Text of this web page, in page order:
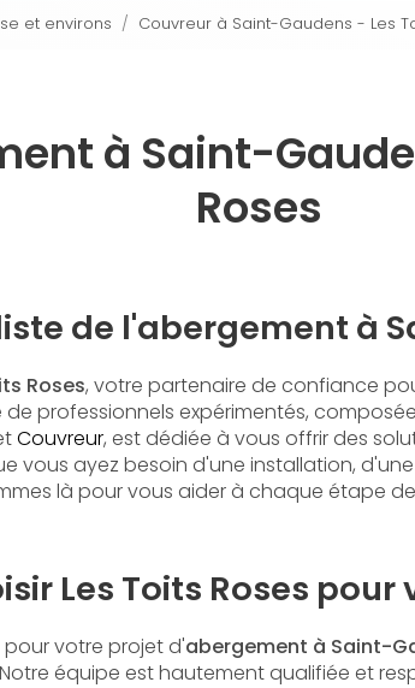
et environs Couvreur à Saint-Gaudens - Les
à Saint-
Roses
de l'abergement à
Roses, votre partenaire de confiance
de professionnels expérimentés,
Couvreur, est dédiée à vous offrir des
vous ayez besoin d'une installation,
là pour vous aider à chaque étape
Les Toits Roses
pour votre projet d'abergement à Saint-
équipe est hautement qualifiée et